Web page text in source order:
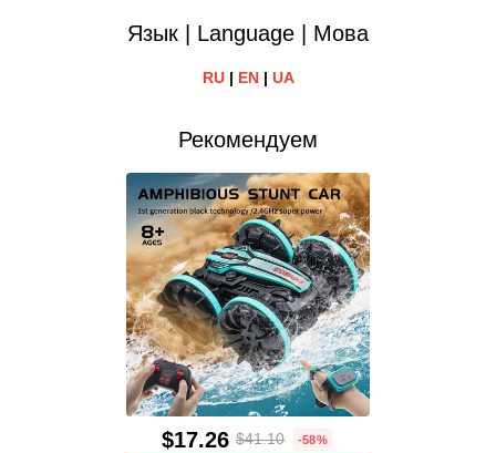
Язык | Language | Мова
RU| EN| UA
Рекомендуем
$17.26 $41.10 -58%